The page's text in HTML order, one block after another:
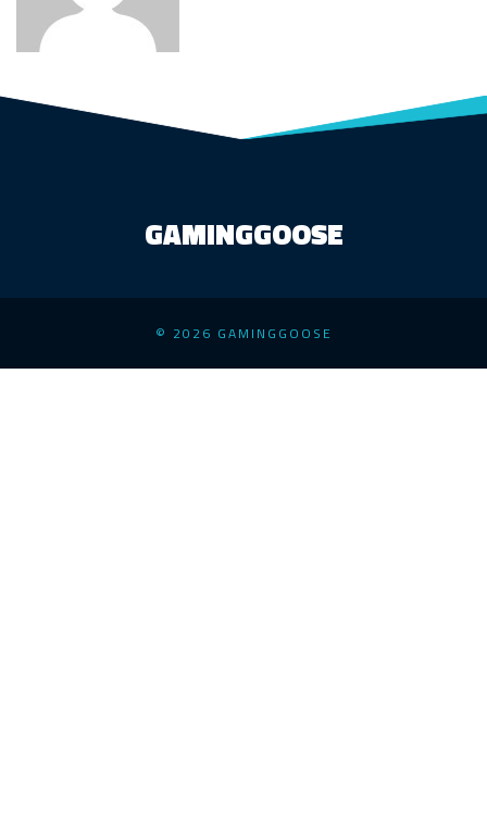
GAMINGGOOSE
© 2026 GAMINGGOOSE